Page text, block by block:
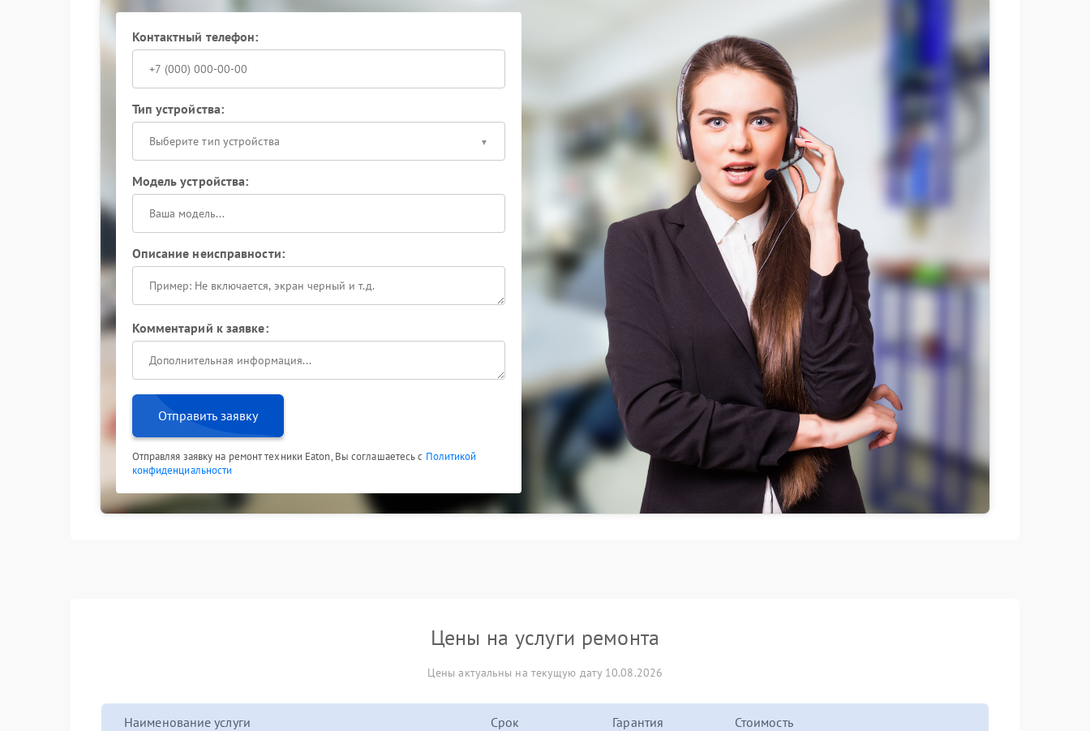
Контактный телефон:
Тип устройства:
Выберите тип устройства
Модель устройства:
Описание неисправности:
Комментарий к заявке:
Отправить заявку
Отправляя заявку на ремонт техники Eaton, Вы соглашаетесь с Политикой
конфиденциальности
Цены на услуги ремонта
Цены актуальны на текущую дату 10.08.2026
Наименование услуги Срок Гарантия Стоимость